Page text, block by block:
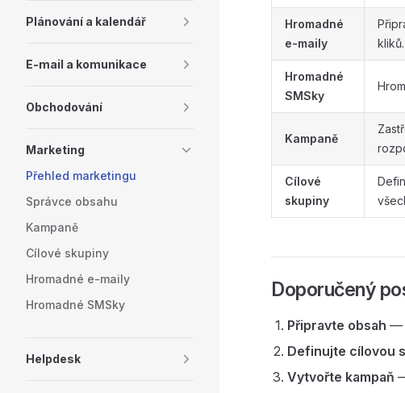
Plánování a kalendář
E-mail a komunikace
Obchodování
Marketing
Přehled marketingu
Správce obsahu
Kampaně
Cílové skupiny
Hromadné e-maily
Hromadné SMSky
Helpdesk
Hromadné
e-maily
Hromadné
SMSky
Kampaně
Cílové
skupiny
Doporučený
Připravte obsah —
Definujte cílovou
Vytvořte kampaň